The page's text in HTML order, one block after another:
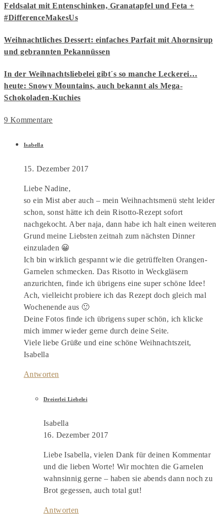
Feldsalat mit Entenschinken, Granatapfel und Feta +
#DifferenceMakesUs
Weihnachtliches Dessert: einfaches Parfait mit Ahornsirup
und gebrannten Pekannüssen
In der Weihnachtsliebelei gibt´s so manche Leckerei…
heute: Snowy Mountains, auch bekannt als Mega-
Schokoladen-Kuchies
9 Kommentare
Isabella
15. Dezember 2017
Liebe Nadine,
so ein Mist aber auch – mein Weihnachtsmenü steht leider
schon, sonst hätte ich dein Risotto-Rezept sofort
nachgekocht. Aber naja, dann habe ich halt einen weiteren
Grund meine Liebsten zeitnah zum nächsten Dinner
einzuladen 😀
Ich bin wirklich gespannt wie die getrüffelten Orangen-
Garnelen schmecken. Das Risotto in Weckgläsern
anzurichten, finde ich übrigens eine super schöne Idee!
Ach, vielleicht probiere ich das Rezept doch gleich mal
Wochenende aus 🙂
Deine Fotos finde ich übrigens super schön, ich klicke
mich immer wieder gerne durch deine Seite.
Viele liebe Grüße und eine schöne Weihnachtszeit,
Isabella
Antworten
Dreierlei Liebelei
Isabella
16. Dezember 2017
Liebe Isabella, vielen Dank für deinen Kommentar
und die lieben Worte! Wir mochten die Garnelen
wahnsinnig gerne – haben sie abends dann noch zu
Brot gegessen, auch total gut!
Antworten